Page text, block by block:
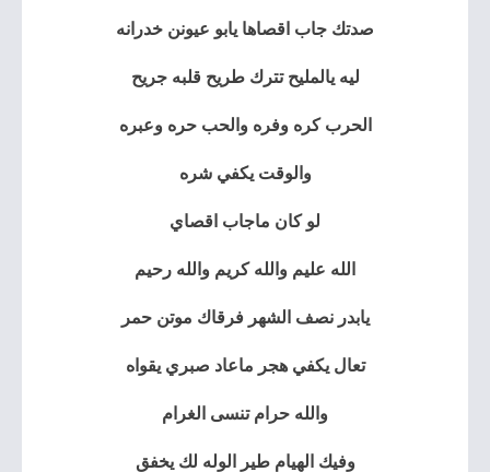
صدتك جاب اقصاها يابو عيونن خدرانه
ليه يالمليح تترك طريح قلبه جريح
الحرب كره وفره والحب حره وعبره
والوقت يكفي شره
لو كان ماجاب اقصاي
الله عليم والله كريم والله رحيم
يابدر نصف الشهر فرقاك موتن حمر
تعال يكفي هجر ماعاد صبري يقواه
والله حرام تنسى الغرام
وفيك الهيام طير الوله لك يخفق